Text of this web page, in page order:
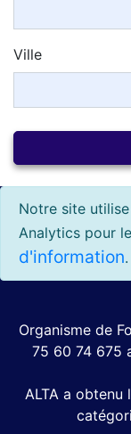
Ville
Notre site
Analytics pour
d'information.
Organisme de
75 60 74 675
ALTA a